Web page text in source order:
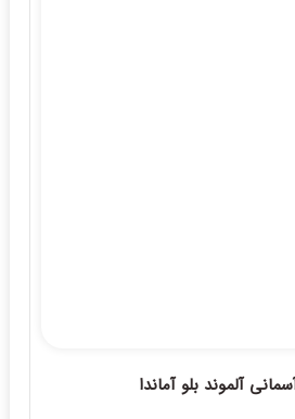
آلموند بلو آماندا